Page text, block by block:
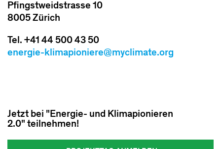
Pfingstweidstrasse 10
8005 Zürich
Tel. +41 44 500 43 50
energie-klimapioniere@myclimate.org
Jetzt bei "Energie- und Klimapionieren
2.0" teilnehmen!